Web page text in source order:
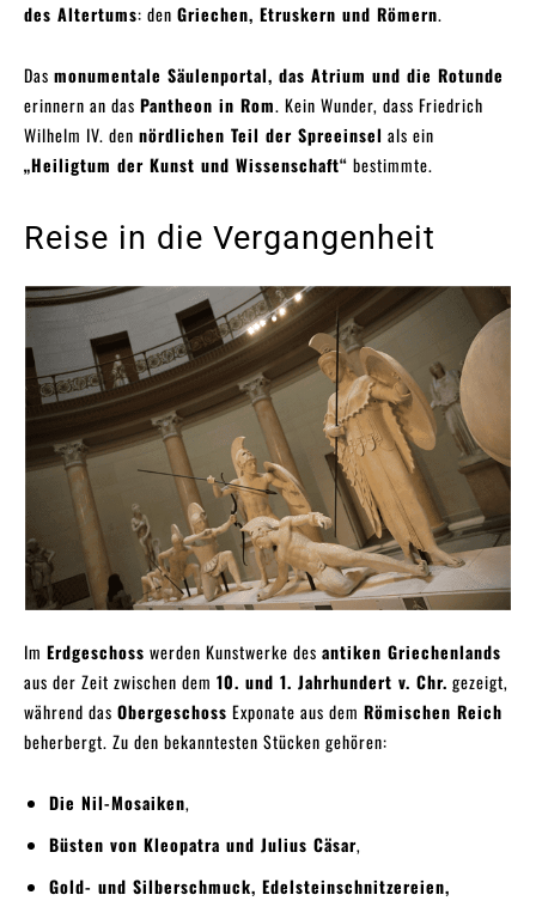
des Altertums: den Griechen, Etruskern und Römern.
Das monumentale Säulenportal, das Atrium und die Rotunde
erinnern an das Pantheon in Rom. Kein Wunder, dass Friedrich
Wilhelm IV. den nördlichen Teil der Spreeinsel als ein
„Heiligtum der Kunst und Wissenschaft“ bestimmte.
Reise in die Vergangenheit
Im Erdgeschoss werden Kunstwerke des antiken Griechenlands
aus der Zeit zwischen dem 10. und 1. Jahrhundert v. Chr. gezeigt,
während das Obergeschoss Exponate aus dem Römischen Reich
beherbergt. Zu den bekanntesten Stücken gehören:
Die Nil-Mosaiken,
Büsten von Kleopatra und Julius Cäsar,
Gold- und Silberschmuck, Edelsteinschnitzereien,